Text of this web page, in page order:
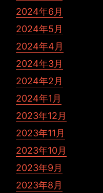
2024年6月
2024年5月
2024年4月
2024年3月
2024年2月
2024年1月
2023年12月
2023年11月
2023年10月
2023年9月
2023年8月